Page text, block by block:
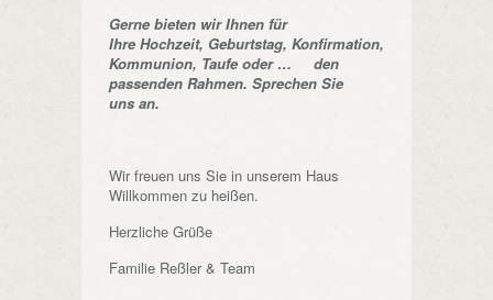
Gerne bieten wir Ihnen für
Ihre Hochzeit, Geburtstag, Konfirmation,
Kommunion, Taufe oder … den
passenden Rahmen. Sprechen Sie
uns an.
Wir freuen uns Sie in unserem Haus
Willkommen zu heißen.
Herzliche Grüße
Familie Reßler & Team